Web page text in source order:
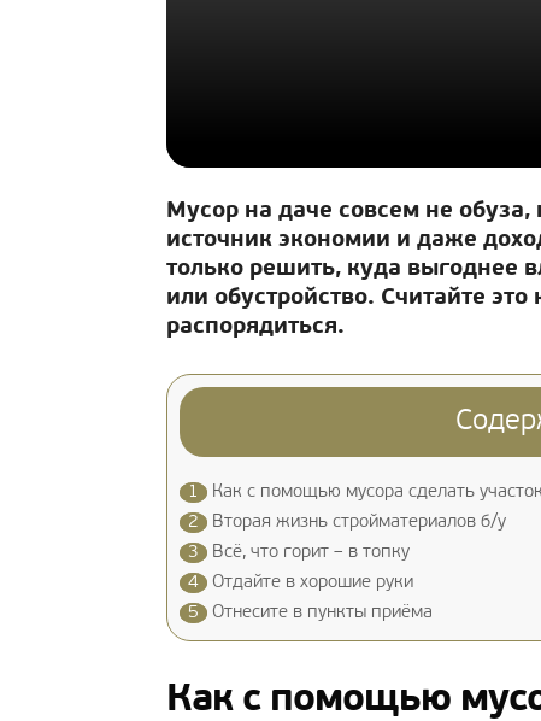
Мусор на даче совсем не
источник экономии и даже
только решить, куда выгоднее
или обустройство. Считайте
распорядиться.
1
Как с помощью мусора сделать
2
Вторая жизнь стройматериалов б/у
3
Всё, что горит – в топку
4
Отдайте в хорошие руки
5
Отнесите в пункты приёма
Как с помощью